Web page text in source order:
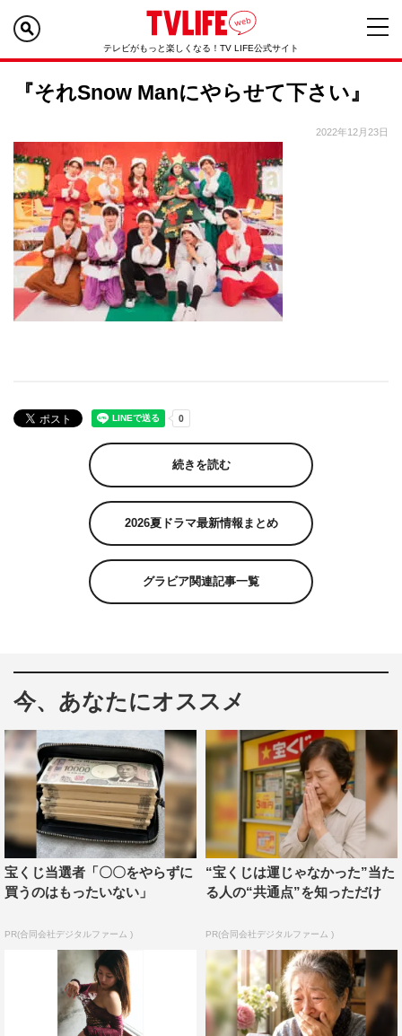
テレビがもっと楽しくなる！TV LIFE公式サイト
『それSnow Manにやらせて下さい』
2022年12月23日
続きを読む
2026夏ドラマ最新情報まとめ
グラビア関連記事一覧
今、あなたにオススメ
宝くじ当選者「〇〇をやらずに
買うのはもったいない」
PR(合同会社デジタルファーム )
“宝くじは運じゃなかった”当た
る人の“共通点”を知っただけ
PR(合同会社デジタルファーム )